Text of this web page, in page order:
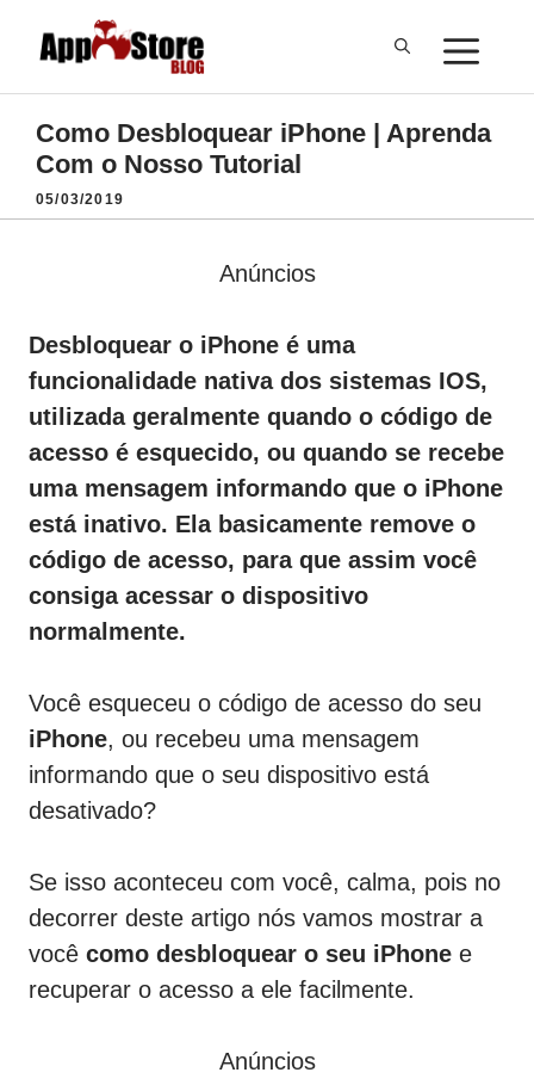
para
o
conteúdo
Como Desbloquear iPhone | Aprenda
Com o Nosso Tutorial
05/03/2019
Anúncios
Desbloquear o iPhone é uma
funcionalidade nativa dos sistemas IOS,
utilizada geralmente quando o código de
acesso é esquecido, ou quando se recebe
uma mensagem informando que o iPhone
está inativo. Ela basicamente remove o
código de acesso, para que assim você
consiga acessar o dispositivo
normalmente.
Você esqueceu o código de acesso do seu
iPhone, ou recebeu uma mensagem
informando que o seu dispositivo está
desativado?
Se isso aconteceu com você, calma, pois no
decorrer deste artigo nós vamos mostrar a
você como desbloquear o seu iPhone e
recuperar o acesso a ele facilmente.
Anúncios